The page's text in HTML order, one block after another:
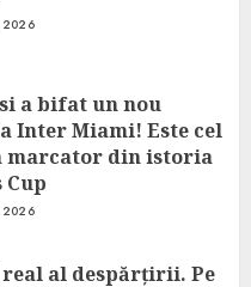
2026
a bifat un nou
Inter Miami! Este cel
marcator din istoria
Cup
2026
al despărțirii. Pe